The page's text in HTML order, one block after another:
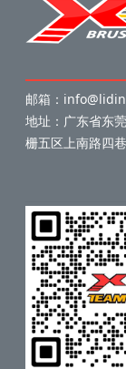
邮箱：
地址：广东省东
栅五区上南路四